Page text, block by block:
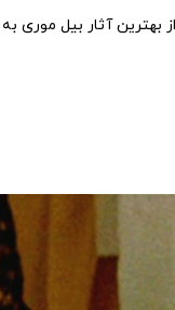
بهترین آثار بیل موری